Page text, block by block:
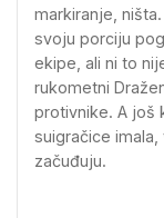
markiranje,
svoju porciju
ekipe, ali ni to
rukometni
protivnike. A još
suigračice
začuđuju.